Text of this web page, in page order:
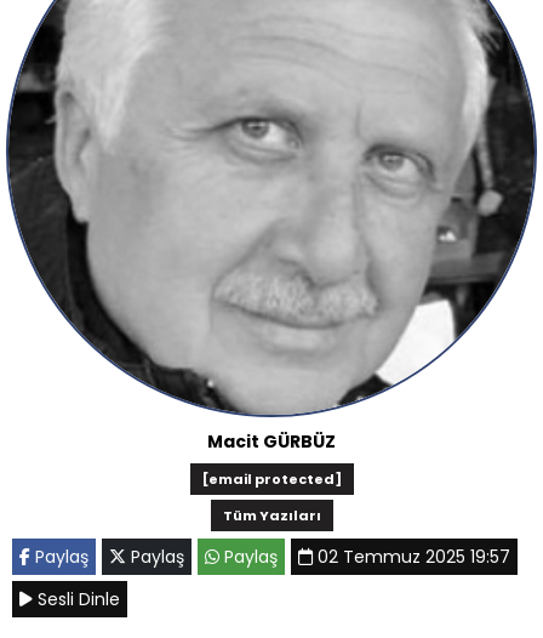
Macit GÜRBÜZ
[email protected]
Tüm Yazıları
Paylaş Paylaş Paylaş
02 Temmuz 2025 19:57
Sesli Dinle